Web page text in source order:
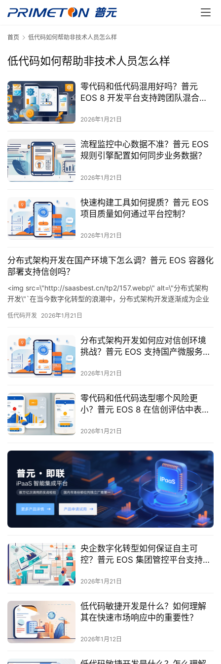
最
活
动
产
品
方
案
态
与
合
作
务
与
支
解
普
元
系
我
们
首页 低代码如何帮助非技术人员怎么样
低代码如何帮助非技术人员怎么样
零代码和低代码混用好吗？普元
EOS 8 开发平台支持跨团队混合研
2026年1月21日
流程监控中心数据不准？普元 EOS
规则引擎配置如何同步业务数据？
2026年1月21日
快速构建工具如何提质？普元 EOS
项目质量如何通过平台控制？
2026年1月21日
分布式架构开发在国产环境下怎么调？普元 EOS 容器化
部署支持信创吗？
<img src=\"http://saasbest.cn/tp2/157.webp\" alt=\"分布式架构
开发\"`在当今数字化转型的浪潮中，分布式架构开发逐渐成为企业
可以有效减少系统故障的风险。尤其是在国产环境中，众多企业开
低代码开发 2026年1月21日
分布式架构开发如何应对信创环境
挑战？普元 EOS 支持国产微服务组
2026年1月21日
零代码和低代码选型哪个风险更
小？普元 EOS 8 在信创评估中表现
2026年1月21日
央企数字化转型如何保证自主可
控？普元 EOS 集团管控平台支持国
2026年1月21日
低代码敏捷开发是什么？如何理解
其在快速市场响应中的重要性？
2026年1月12日